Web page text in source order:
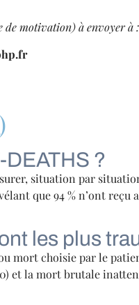
de motivation) à envoyer à :
?
situation par
que 94 % n’ont
les plus
mort choisie par le
la mort brutale